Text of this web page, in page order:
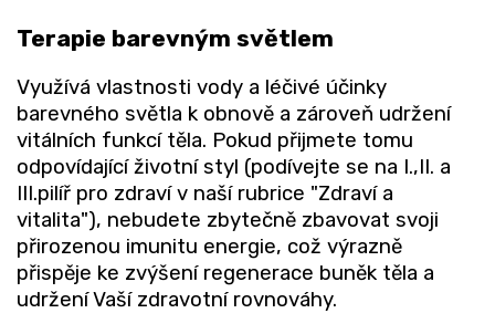
Terapie barevným světlem
Využívá vlastnosti vody a léčivé účinky
barevného světla k obnově a zároveň udržení
vitálních funkcí těla. Pokud přijmete tomu
odpovídající životní styl (podívejte se na I.,II. a
III.pilíř pro zdraví v naší rubrice "Zdraví a
vitalita"), nebudete zbytečně zbavovat svoji
přirozenou imunitu energie, což výrazně
přispěje ke zvýšení regenerace buněk těla a
udržení Vaší zdravotní rovnováhy.